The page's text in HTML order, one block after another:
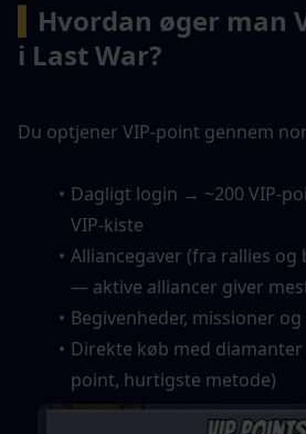
Hvordan øger man
i Last War?
Du optjener VIP-point gennem
Dagligt login → ~200 VIP-
VIP-kiste
Alliancegaver (fra rallies og
— aktive alliancer giver
Begivenheder, missioner
Direkte køb med diamanter
point, hurtigste metode)